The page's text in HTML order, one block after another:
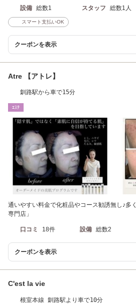
設備 総数1 スタッフ 総数1人
スマート支払いOK
クーポンを表示
Atre 【アトレ】
釧路駅から車で15分
ｴｽﾃ
通いやすい料金で化粧品やコース勧誘無し♪多
専門店」
口コミ 18件 設備 総数2
クーポンを表示
C'est la vie
根室本線 釧路駅より車で10分